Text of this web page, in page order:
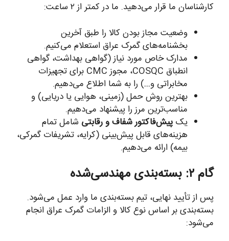
کارشناسان ما قرار می‌دهید. ما در کمتر از ۲ ساعت:
وضعیت مجاز بودن کالا را طبق آخرین
بخشنامه‌های گمرک عراق استعلام می‌کنیم.
مدارک خاص مورد نیاز (گواهی بهداشت، گواهی
انطباق COSQC، مجوز CMC برای تجهیزات
مخابراتی و…) را به شما اطلاع می‌دهیم.
بهترین روش حمل (زمینی، هوایی یا دریایی) و
مناسب‌ترین مرز را پیشنهاد می‌دهیم.
یک پیش‌فاکتور شفاف و رقابتی شامل تمام
هزینه‌های قابل پیش‌بینی (کرایه، تشریفات گمرکی،
بیمه) ارائه می‌دهیم.
گام ۲: بسته‌بندی مهندسی‌شده
پس از تأیید نهایی، تیم بسته‌بندی ما وارد عمل می‌شود.
بسته‌بندی بر اساس نوع کالا و الزامات گمرک عراق انجام
می‌شود: